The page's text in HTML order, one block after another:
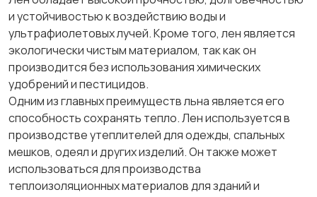
и устойчивостью к воздействию воды и
ультрафиолетовых лучей. Кроме того, лен является
экологически чистым материалом, так как он
производится без использования химических
удобрений и пестицидов.
Одним из главных преимуществ льна является его
способность сохранять тепло. Лен используется в
производстве утеплителей для одежды, спальных
мешков, одеял и других изделий. Он также может
использоваться для производства
теплоизоляционных материалов для зданий и